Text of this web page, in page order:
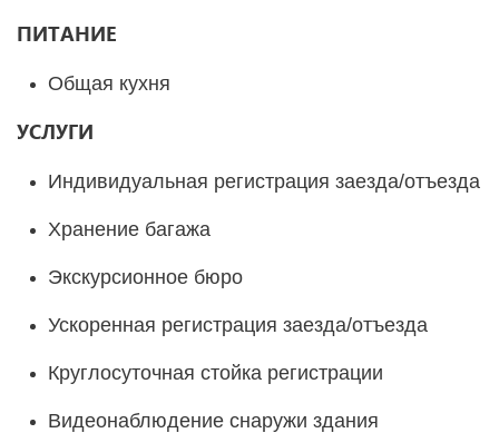
ПИТАНИЕ
Общая кухня
УСЛУГИ
Индивидуальная регистрация заезда/отъезда
Хранение багажа
Экскурсионное бюро
Ускоренная регистрация заезда/отъезда
Круглосуточная стойка регистрации
Видеонаблюдение снаружи здания